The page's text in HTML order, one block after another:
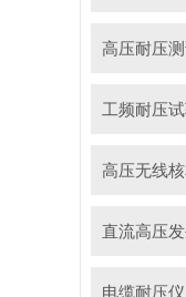
高压耐压
工频耐压
高压无线
直流高压
电缆耐压仪